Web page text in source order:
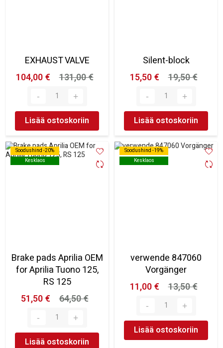
EXHAUST VALVE
104,00 €
131,00 €
Lisää ostoskoriin
Silent-block
15,50 €
19,50 €
Lisää ostoskoriin
Soodushind -20%
Kesklaos
Soodushind -20%
Kesklaos
Brake pads Aprilia OEM
for Aprilia Tuono 125,
RS 125
51,50 €
64,50 €
Lisää ostoskoriin
Soodushind -19%
Kesklaos
Soodushind -19%
Kesklaos
verwende 847060
Vorgänger
11,00 €
13,50 €
Lisää ostoskoriin